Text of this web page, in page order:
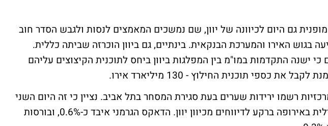
גם היום לכיוונה של יוון, שם נמשכים המאמצים לנסות ולגבש הסדר חוב
בגוש האירו והמערכת הבנקאית. בינתיים, גם ביוון הוכרזה שביתה כללית.
כי ישנה התקדמות במו"מ בין המפלגות ביוון ביחס לתוכנית הקיצוצים עליהם
את כספי תוכנית החילוץ - 130 מיליארד אירו.
רשמו ירידות שערים בעת סגירת המסחר בתל אביב. נציין כי זה היום השני
ברציפות של מגמה שלילית באירופה ברקע לדיווחים מכיוון יוון. הדאקס הגרמני איבד כ-0.6%, ובורסות